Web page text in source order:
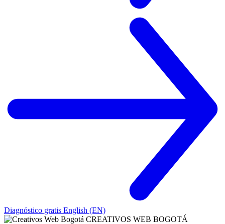
Diagnóstico gratis English (EN)
CREATIVOS WEB BOGOTÁ